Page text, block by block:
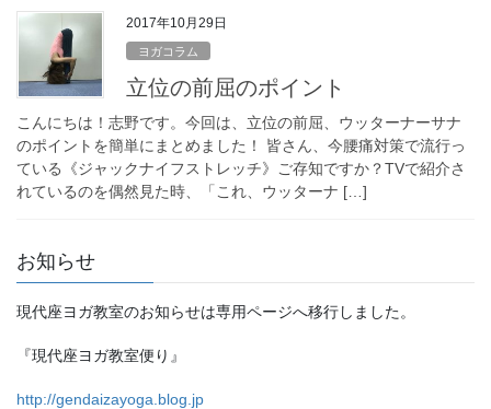
2017年10月29日
ヨガコラム
立位の前屈のポイント
こんにちは！志野です。今回は、立位の前屈、ウッターナーサナ
のポイントを簡単にまとめました！ 皆さん、今腰痛対策で流行っ
ている《ジャックナイフストレッチ》ご存知ですか？TVで紹介さ
れているのを偶然見た時、「これ、ウッターナ […]
お知らせ
現代座ヨガ教室のお知らせは専用ページへ移行しました。
『現代座ヨガ教室便り』
http://gendaizayoga.blog.jp